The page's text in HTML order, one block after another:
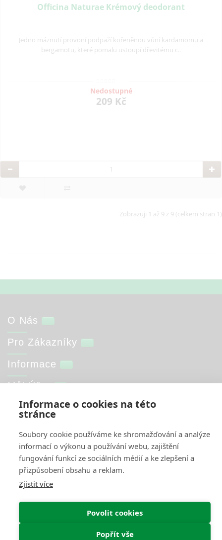
Informace o cookies na této
stránce
Soubory cookie používáme ke shromažďování a analýze
informací o výkonu a používání webu, zajištění
fungování funkcí ze sociálních médií a ke zlepšení a
přizpůsobení obsahu a reklam.
Zjistit více
Povolit cookies
Popřít vše
Officina Naturae Krémový deodorant
Jedno máznutí provoní podpaží kořeněnou vůní kardamomu a
bergamotu, které pomalu ustoupí dřevitému c..
Nedostupné
209 Kč
Zobrazuji 1 až 9 z 9 (celkem stran 1)
O Nás
Pro Zákazníky
Informace
Můj Účet
Interkontakt.store © 2026